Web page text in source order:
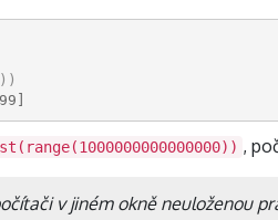
))
,
v jiném okně neuloženou